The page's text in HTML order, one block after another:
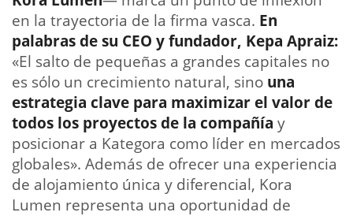
en la trayectoria de la firma vasca. En
palabras de su CEO y fundador, Kepa Apraiz:
«El salto de pequeñas a grandes capitales no
es sólo un crecimiento natural, sino una
estrategia clave para maximizar el valor de
todos los proyectos de la compañía y
posicionar a Kategora como líder en mercados
globales». Además de ofrecer una experiencia
de alojamiento única y diferencial, Kora
Lumen representa una oportunidad de